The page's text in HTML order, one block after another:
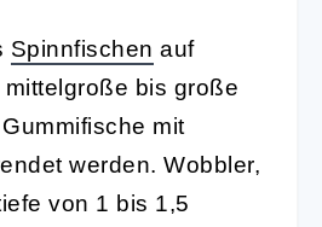
Spinnfischen auf
bis große
mit
werden. Wobbler,
von 1 bis 1,5